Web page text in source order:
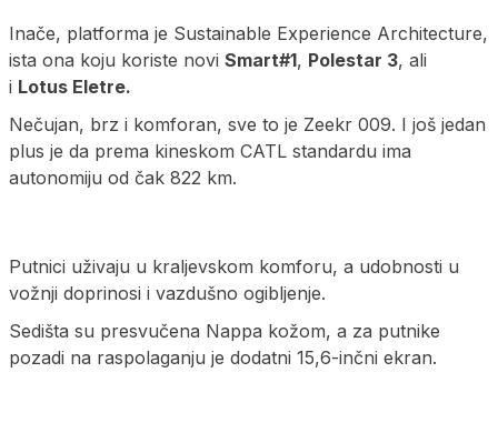
Inače, platforma je Sustainable Experience Architecture,
ista ona koju koriste novi Smart#1, Polestar 3, ali
i Lotus Eletre.
Nečujan, brz i komforan, sve to je Zeekr 009. I još jedan
plus je da prema kineskom CATL standardu ima
autonomiju od čak 822 km.
Putnici uživaju u kraljevskom komforu, a udobnosti u
vožnji doprinosi i vazdušno ogibljenje.
Sedišta su presvučena Nappa kožom, a za putnike
pozadi na raspolaganju je dodatni 15,6-inčni ekran.